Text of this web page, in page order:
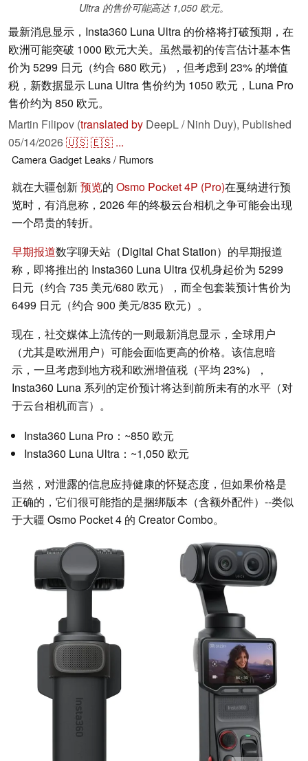
Ultra 的售价可能高达 1,050 欧元。
最新消息显示，Insta360 Luna Ultra 的价格将打破预期，在
欧洲可能突破 1000 欧元大关。虽然最初的传言估计基本售
价为 5299 日元（约合 680 欧元），但考虑到 23% 的增值
税，新数据显示 Luna Ultra 售价约为 1050 欧元，Luna Pro
售价约为 850 欧元。
Martin Filipov (translated by DeepL / Ninh Duy), Published
05/14/2026🇺🇸🇪🇸 ...
CameraGadget Leaks / Rumors
就在大疆创新预览的 Osmo Pocket 4P (Pro)在戛纳进行预
览时，有消息称，2026 年的终极云台相机之争可能会出现
一个昂贵的转折。
早期报道数字聊天站（Digital Chat Station）的早期报道
称，即将推出的 Insta360 Luna Ultra 仅机身起价为 5299
日元（约合 735 美元/680 欧元），而全包套装预计售价为
6499 日元（约合 900 美元/835 欧元）。
现在，社交媒体上流传的一则最新消息显示，全球用户
（尤其是欧洲用户）可能会面临更高的价格。该信息暗
示，一旦考虑到地方税和欧洲增值税（平均 23%），
Insta360 Luna 系列的定价预计将达到前所未有的水平（对
于云台相机而言）。
Insta360 Luna Pro：~850 欧元
Insta360 Luna Ultra：~1,050 欧元
当然，对泄露的信息应持健康的怀疑态度，但如果价格是
正确的，它们很可能指的是捆绑版本（含额外配件）--类似
于大疆 Osmo Pocket 4 的 Creator Combo。